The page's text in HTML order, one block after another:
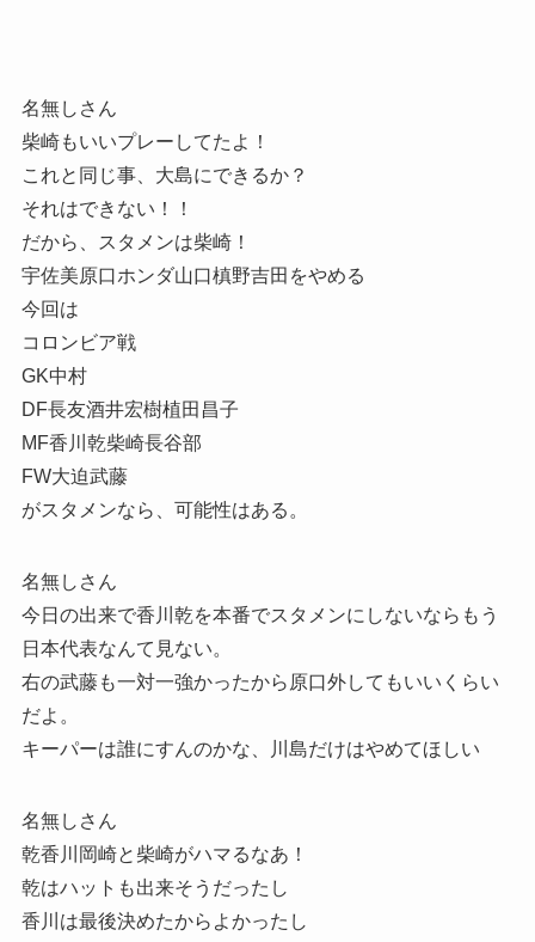
名無しさん
柴崎もいいプレーしてたよ！
これと同じ事、大島にできるか？
それはできない！！
だから、スタメンは柴崎！
宇佐美原口ホンダ山口槙野吉田をやめる
今回は
コロンビア戦
GK中村
DF長友酒井宏樹植田昌子
MF香川乾柴崎長谷部
FW大迫武藤
がスタメンなら、可能性はある。
名無しさん
今日の出来で香川乾を本番でスタメンにしないならもう
日本代表なんて見ない。
右の武藤も一対一強かったから原口外してもいいくらい
だよ。
キーパーは誰にすんのかな、川島だけはやめてほしい
名無しさん
乾香川岡崎と柴崎がハマるなあ！
乾はハットも出来そうだったし
香川は最後決めたからよかったし